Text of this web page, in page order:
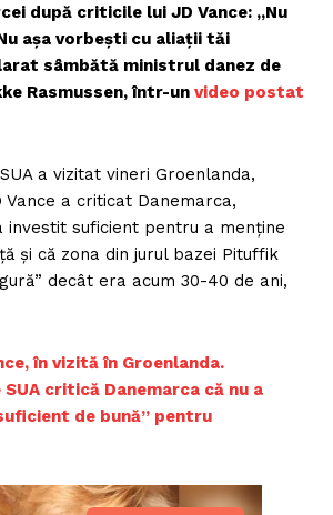
după criticile lui JD Vance: „Nu
așa vorbești cu aliații tăi
sâmbătă ministrul danez de
Rasmussen, într-un video postat
a vizitat vineri Groenlanda,
Vance a criticat Danemarca,
investit suficient pentru a menține
și că zona din jurul bazei Pituffik
decât era acum 30-40 de ani,
în vizită în Groenlanda.
critică Danemarca că nu a
de bună” pentru